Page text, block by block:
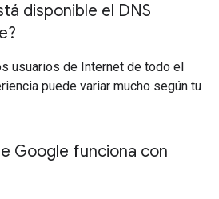
disponible el DNS
usuarios de Internet de todo el
puede variar mucho según tu
Google funciona con